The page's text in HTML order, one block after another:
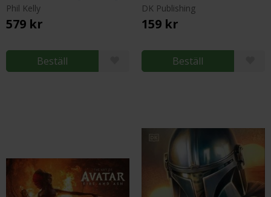
Phil Kelly
579 kr
Beställ
DK Publishing
159 kr
Beställ